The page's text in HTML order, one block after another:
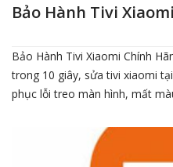
Bảo Hành Tivi
Bảo Hành Tivi Xiaomi Chính
trong 10 giây, sửa tivi xiaomi
phục lỗi treo màn hình, mất
biết tivi của bạn còn bảo hành